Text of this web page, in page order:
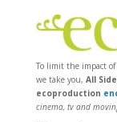
To limit the impact
we take you, All
ecoproduction
cinema, tv and